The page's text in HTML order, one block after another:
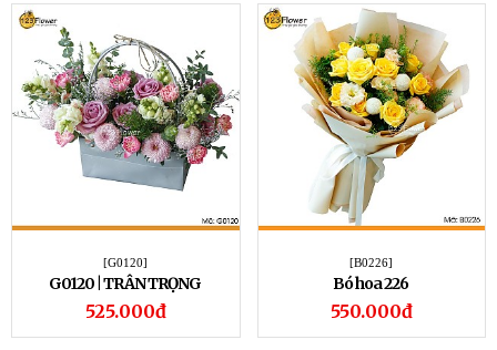
[G0120]
G0120 | TRÂN TRỌNG
525.000đ
[B0226]
Bó hoa 226
550.000đ